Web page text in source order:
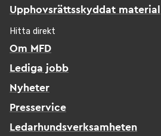
Upphovsrättsskyddat material
Hitta direkt
Om MFD
Lediga jobb
Nyheter
Presservice
Ledarhundsverksamheten